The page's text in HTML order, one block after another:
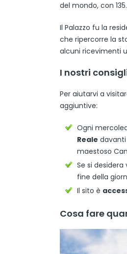
del mondo, con
Il Palazzo fu la
che ripercorre la
alcuni ricevimenti
I nostri
Per aiutarvi a
aggiuntive:
Ogni
Reale davanti
maestoso
Se si
fine della
Il sito è
Cosa fare